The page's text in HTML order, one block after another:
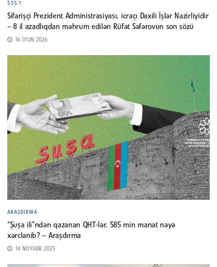
535.1
Sifarişçi Prezident Administrasiyası, icraçı Daxili İşlər Nazirliyidir
– 8 il azadlıqdan məhrum edilən Rüfət Səfərovun son sözü
16 İYUN 2026
ARAŞDIRMA
“Şuşa ili”ndən qazanan QHT-lər. 585 min manat nəyə
xərclənib? – Araşdırma
14 NOYABR 2025